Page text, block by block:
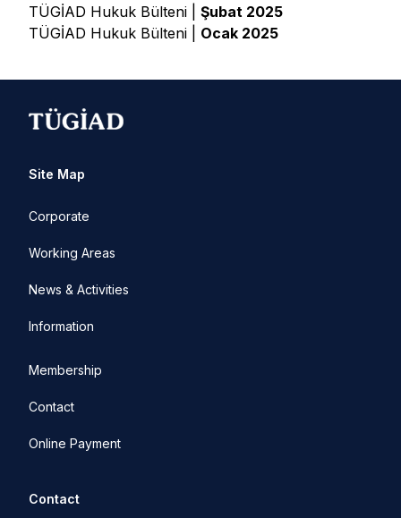
TÜGİAD Hukuk Bülteni | Şubat 2025
TÜGİAD Hukuk Bülteni | Ocak 2025
Site Map
Corporate
Working Areas
News & Activities
Information
Membership
Contact
Online Payment
Contact